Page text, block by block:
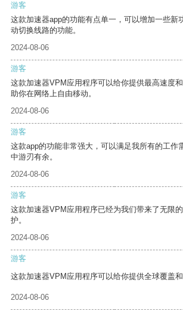
游客
这款加速器app的功能有点单一，可以增加一些新
动切换线路的功能。
2024-08-06
游客
这款加速器VPM应用程序可以给你提供最高速度
助你在网络上自由移动。
2024-08-06
游客
这款app的功能非常强大，可以满足我所有的工作
中游刃有余。
2024-08-06
游客
这款加速器VPM应用程序已经为我们带来了无限
护。
2024-08-06
游客
这款加速器VPM应用程序可以给你提供全球覆盖和
2024-08-06